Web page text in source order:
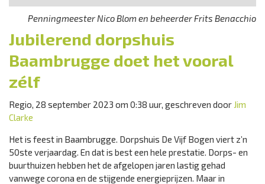
Penningmeester Nico Blom en beheerder Frits Benacchio
Jubilerend dorpshuis
Baambrugge doet het vooral
zélf
Regio, 28 september 2023 om 0:38 uur, geschreven door Jim
Clarke
Het is feest in Baambrugge. Dorpshuis De Vijf Bogen viert z’n
50ste verjaardag. En dat is best een hele prestatie. Dorps- en
buurthuizen hebben het de afgelopen jaren lastig gehad
vanwege corona en de stijgende energieprijzen. Maar in